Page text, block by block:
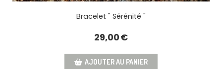
Bracelet " Sérénité "
29,00€
AJOUTER AU PANIER